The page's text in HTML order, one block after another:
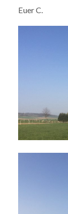
Euer C.